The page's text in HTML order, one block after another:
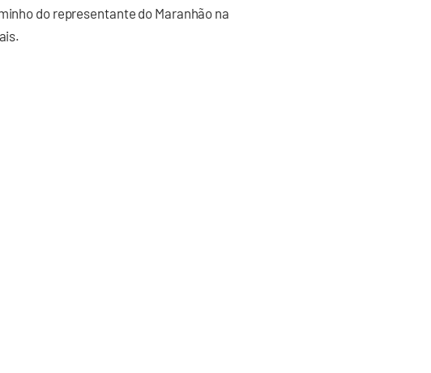
do representante do Maranhão na